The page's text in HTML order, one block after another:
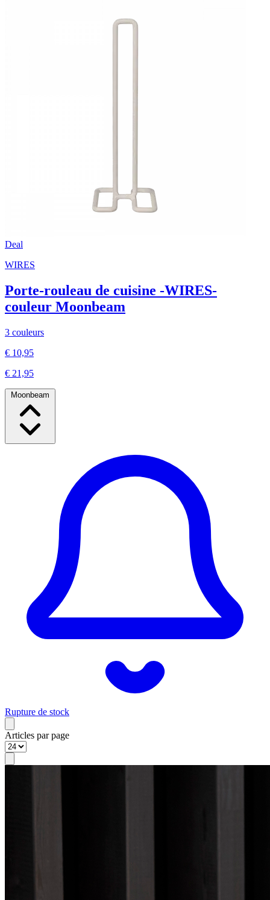
Deal
WIRES
Porte-rouleau de cuisine -WIRES-
couleur Moonbeam
3 couleurs
€ 10,95
€ 21,95
Moonbeam
Rupture de stock
Articles par page